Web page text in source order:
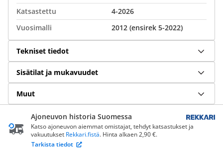
Katsastettu
4-2026
Vuosimalli
2012 (ensirek 5-2022)
Tekniset tiedot
Sisätilat ja mukavuudet
Muut
Ajoneuvon historia Suomessa
Katso ajoneuvon aiemmat omistajat, tehdyt katsastukset ja
vakuutukset Rekkari.fistä. Hinta alkaen 2,90 €.
Tarkista tiedot